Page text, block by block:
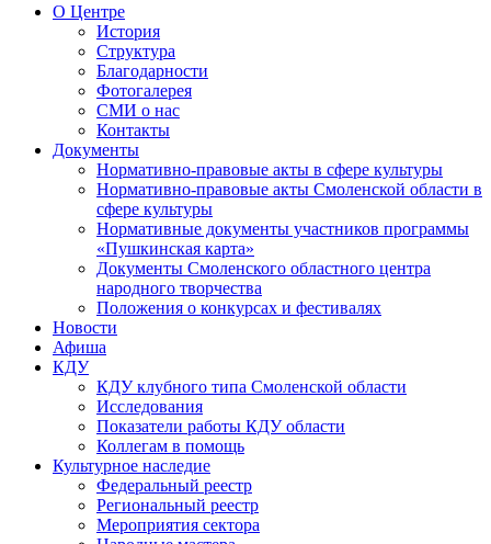
О Центре
История
Структура
Благодарности
Фотогалерея
СМИ о нас
Контакты
Документы
Нормативно-правовые акты в сфере культуры
Нормативно-правовые акты Смоленской области в
сфере культуры
Нормативные документы участников программы
«Пушкинская карта»
Документы Смоленского областного центра
народного творчества
Положения о конкурсах и фестивалях
Новости
Афиша
КДУ
КДУ клубного типа Смоленской области
Исследования
Показатели работы КДУ области
Коллегам в помощь
Культурное наследие
Федеральный реестр
Региональный реестр
Мероприятия сектора